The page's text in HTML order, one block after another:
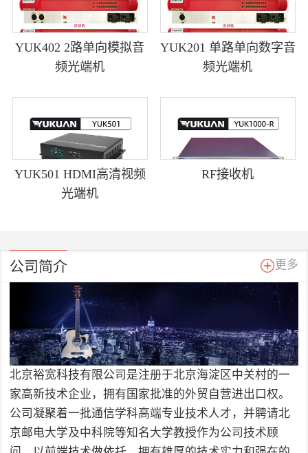
YUK402 2路单向模拟音
频光端机
YUK201 单路单向数字音
频光端机
YUK501 HDMI高清视频
光端机
RF接收机
公司简介 更多
北京裕宽科技有限公司是注册于北京海淀区中关村的一
家高新技术企业，拥有国家批准的外贸自营进出口权。
公司凝聚着一批通信学科高端专业技术人才，并聘请北
京邮电大学及中科院等知名大学教授作为公司技术顾